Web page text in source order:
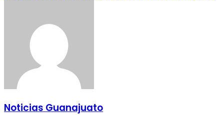
Noticias Guanajuato